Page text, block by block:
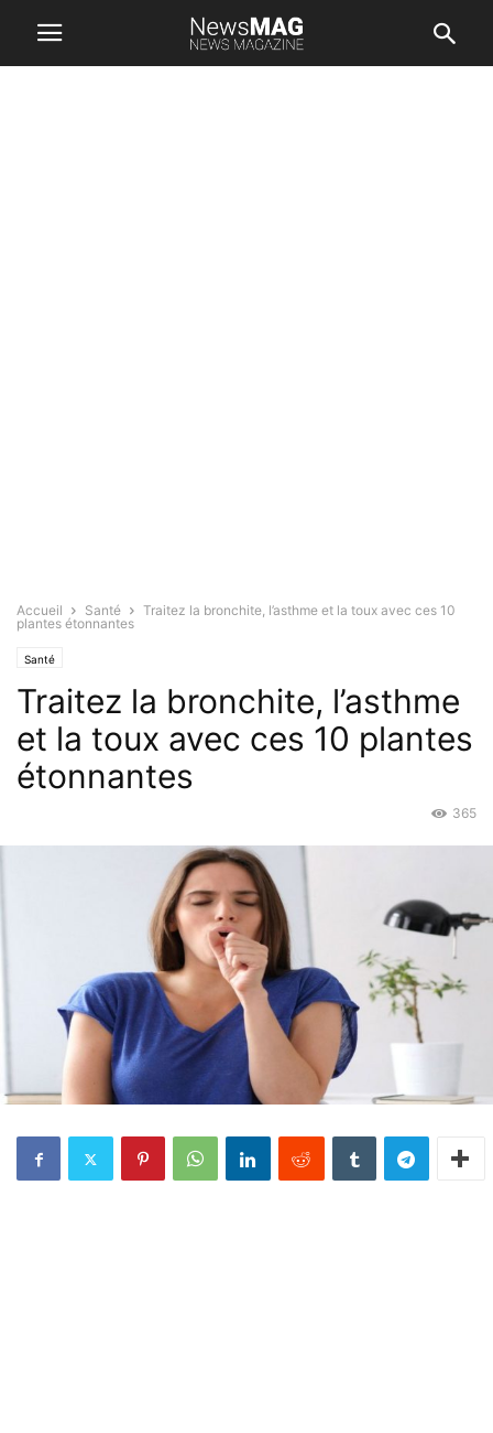
Accueil Santé
Traitez la bronchite, l’asthme et la toux avec ces 10
plantes étonnantes
Santé
Traitez la bronchite, l’asthme
et la toux avec ces 10 plantes
étonnantes
365